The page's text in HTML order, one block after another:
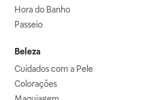
Hora do Banho
Passeio
Beleza
Cuidados com a Pele
Colorações